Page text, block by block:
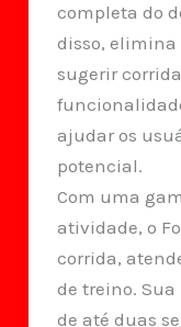
completa do
disso, elimina
sugerir
ajudar os
potencial.
Com uma
atividade, o
corrida,
de treino.
de até duas